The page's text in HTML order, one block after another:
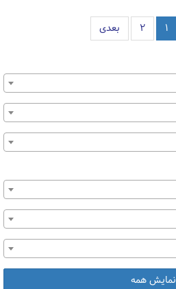
۱ ۲ بعدی
نمایش همه